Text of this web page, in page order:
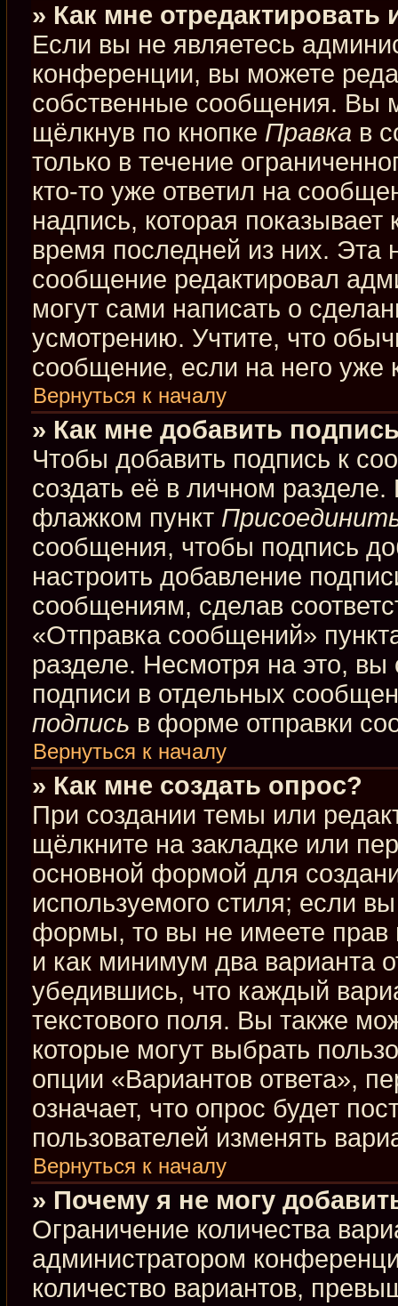
» Как мне
Если вы не являетесь
конференции, вы можете
собственные сообщения. Вы
щёлкнув по кнопке Правка в
только в течение
кто-то уже ответил на
надпись, которая показывает
время последней из них. Эта
сообщение редактировал
могут сами написать о
усмотрению. Учтите, что
сообщение, если на него уже
Вернуться к началу
» Как мне добавить
Чтобы добавить подпись к
создать её в личном
флажком пункт
сообщения, чтобы подпись
настроить добавление
сообщениям, сделав
«Отправка сообщений»
разделе. Несмотря на это,
подписи в отдельных
подпись в форме отправки
Вернуться к началу
» Как мне создать опрос?
При создании темы или
щёлкните на закладке или
основной формой для
используемого стиля; если
формы, то вы не имеете прав
и как минимум два варианта
убедившись, что каждый
текстового поля. Вы также
которые могут выбрать
опции «Вариантов ответа»,
означает, что опрос будет
пользователей изменять
Вернуться к началу
» Почему я не могу
Ограничение количества
администратором
количество вариантов,